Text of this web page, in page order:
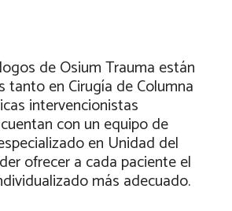
de Osium Trauma están
tanto en Cirugía de Columna
intervencionistas
con un equipo de
en Unidad del
ofrecer a cada paciente el
más adecuado.